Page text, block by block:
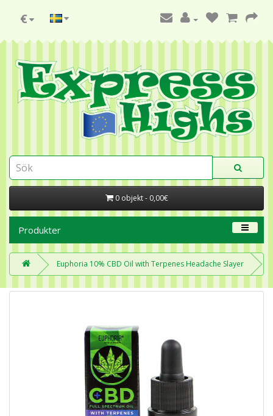
€
0 objekt - 0,00€
Produkter
Euphoria 10% CBD Oil with Terpenes Headache Slayer